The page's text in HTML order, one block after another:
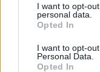
I want to opt-
personal data.
Opted In
I want to opt-
Personal Data.
Opted In
00:00